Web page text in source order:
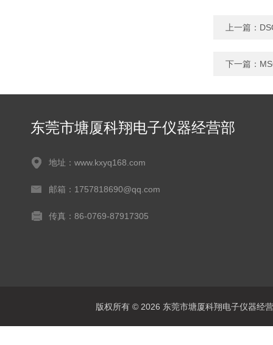
上一篇：
下一篇：
东莞市塘厦科翔电子仪器经营部
地址：www.kxyq168.com
邮箱：1757818690@qq.com
传真：86-0769-87917305
版权所有 © 2026 东莞市塘厦科翔电子仪器